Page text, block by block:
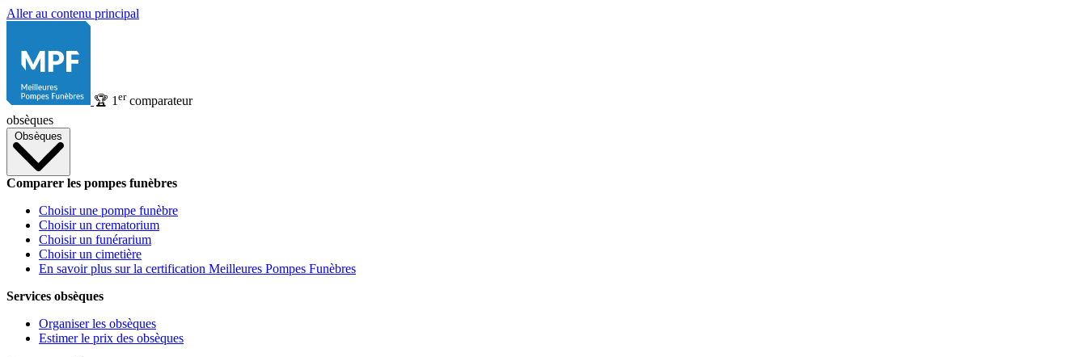
Aller au contenu principal
🏆 1 ercomparateur
obsèques
Obsèques
Comparer les pompes funèbres
Choisir une pompe funèbre
Choisir un crematorium
Choisir un funérarium
Choisir un cimetière
En savoir plus sur la certification Meilleures Pompes Funèbres
Services obsèques
Organiser les obsèques
Estimer le prix des obsèques